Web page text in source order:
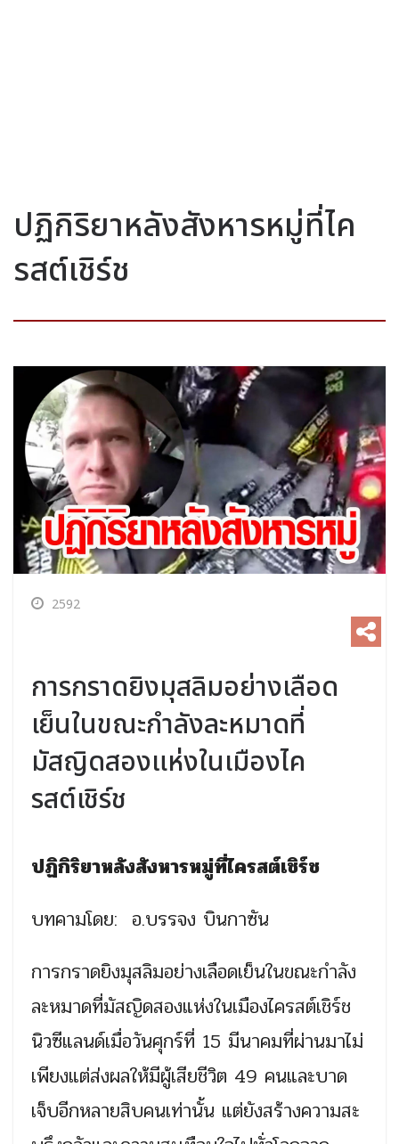
ปฏิกิริยาหลังสังหารหมู่ที่ไค
รสต์เชิร์ช
2592
การกราดยิงมุสลิมอย่างเลือด
เย็นในขณะกำลังละหมาดที่
มัสญิดสองแห่งในเมืองไค
รสต์เชิร์ช
ปฏิกิริยาหลังสังหารหมู่ที่ไครสต์เชิร์ช
บทคามโดย: อ.บรรจง บินกาซัน
การกราดยิงมุสลิมอย่างเลือดเย็นในขณะกำลัง
ละหมาดที่มัสญิดสองแห่งในเมืองไครสต์เชิร์ช
นิวซีแลนด์เมื่อวันศุกร์ที่ 15 มีนาคมที่ผ่านมาไม่
เพียงแต่ส่งผลให้มีผู้เสียชีวิต 49 คนและบาด
เจ็บอีกหลายสิบคนเท่านั้น แต่ยังสร้างความสะ